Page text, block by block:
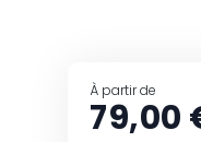
À partir de
79,00